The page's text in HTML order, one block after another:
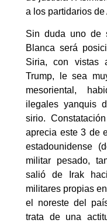
a los partidarios de
Sin duda uno de
Blanca será
Siria, con vistas
Trump, le sea
mesoriental,
ilegales yanquis
sirio.
aprecia este 3 de
estadounidense
militar pesado,
salió de Irak
militares propias
el noreste del
trata de una